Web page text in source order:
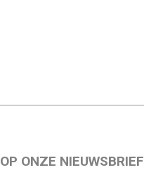
ONZE NIEUWSBRIEF